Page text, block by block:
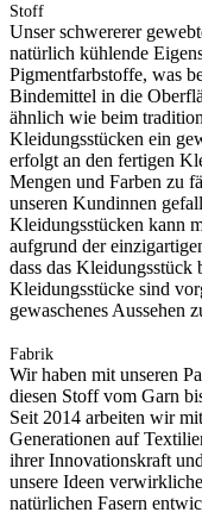
Stoff
Unser schwererer
natürlich kühlende
Pigmentfarbstoffe, was
Bindemittel in die
ähnlich wie beim
Kleidungsstücken ein
erfolgt an den fertigen
Mengen und Farben zu
unseren Kundinnen
Kleidungsstücken kann
aufgrund der
dass das Kleidungsstück
Kleidungsstücke sind
gewaschenes Aussehen
Fabrik
Wir haben mit unseren
diesen Stoff vom Garn
Seit 2014 arbeiten wir
Generationen auf
ihrer Innovationskraft
unsere Ideen
natürlichen Fasern